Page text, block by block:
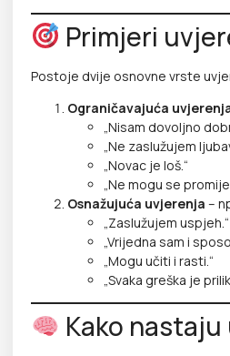
Primjeri
Postoje dvije osnovne vrste
Ograničavajuća
„Nisam dovoljno
„Ne zaslužujem
„Novac je loš.“
„Ne mogu se
Osnažujuća uvjerenja –
„Zaslužujem uspjeh.“
„Vrijedna sam i
„Mogu učiti i rasti.“
„Svaka greška je
Kako